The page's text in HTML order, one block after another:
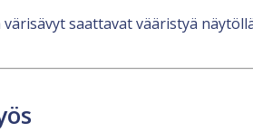
saattavat vääristyä